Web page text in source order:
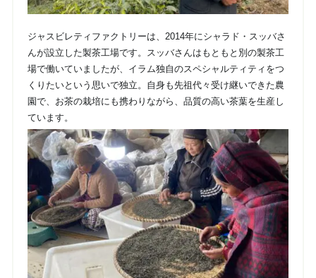
ジャスビレティファクトリーは、2014年にシャラド・スッバさ
んが設立した製茶工場です。スッバさんはもともと別の製茶工
場で働いていましたが、イラム独自のスペシャルティティをつ
くりたいという思いで独立。自身も先祖代々受け継いできた農
園で、お茶の栽培にも携わりながら、品質の高い茶葉を生産し
ています。